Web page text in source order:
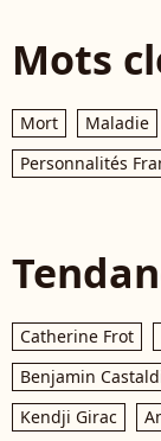
Mots
Mort Maladie
Personnalités
Catherine Frot
Benjamin
Kendji Girac